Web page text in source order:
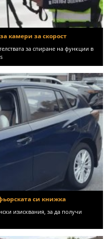
камери за скорост
за спиране на функции в
си книжка
изисквания, за да получи